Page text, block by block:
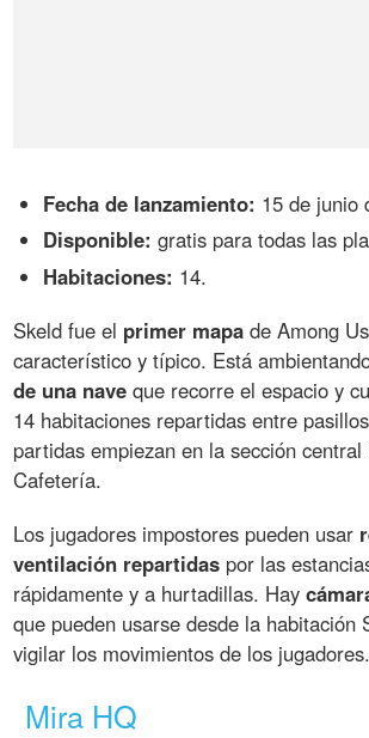
Fecha de lanzamiento: 15 de junio
Disponible: gratis para todas las
Habitaciones: 14.
Skeld fue el primer mapa de Among
característico y típico. Está
de una nave que recorre el espacio y
14 habitaciones repartidas entre
partidas empiezan en la sección central
Cafetería.
Los jugadores impostores pueden usar
ventilación repartidas por las
rápidamente y a hurtadillas. Hay
que pueden usarse desde la habitación
vigilar los movimientos de los jugadores.
Mira HQ